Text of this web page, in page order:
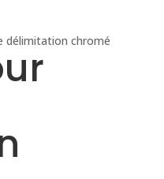
délimitation chromé